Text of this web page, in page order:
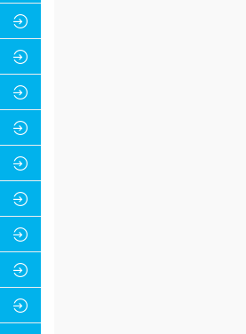








